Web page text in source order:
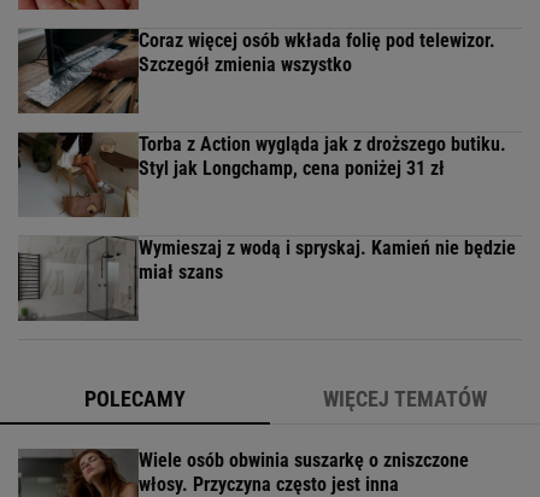
Coraz więcej osób wkłada folię pod telewizor.
Szczegół zmienia wszystko
Torba z Action wygląda jak z droższego butiku.
Styl jak Longchamp, cena poniżej 31 zł
Wymieszaj z wodą i spryskaj. Kamień nie będzie
miał szans
POLECAMY WIĘCEJ TEMATÓW
Wiele osób obwinia suszarkę o zniszczone
włosy. Przyczyna często jest inna